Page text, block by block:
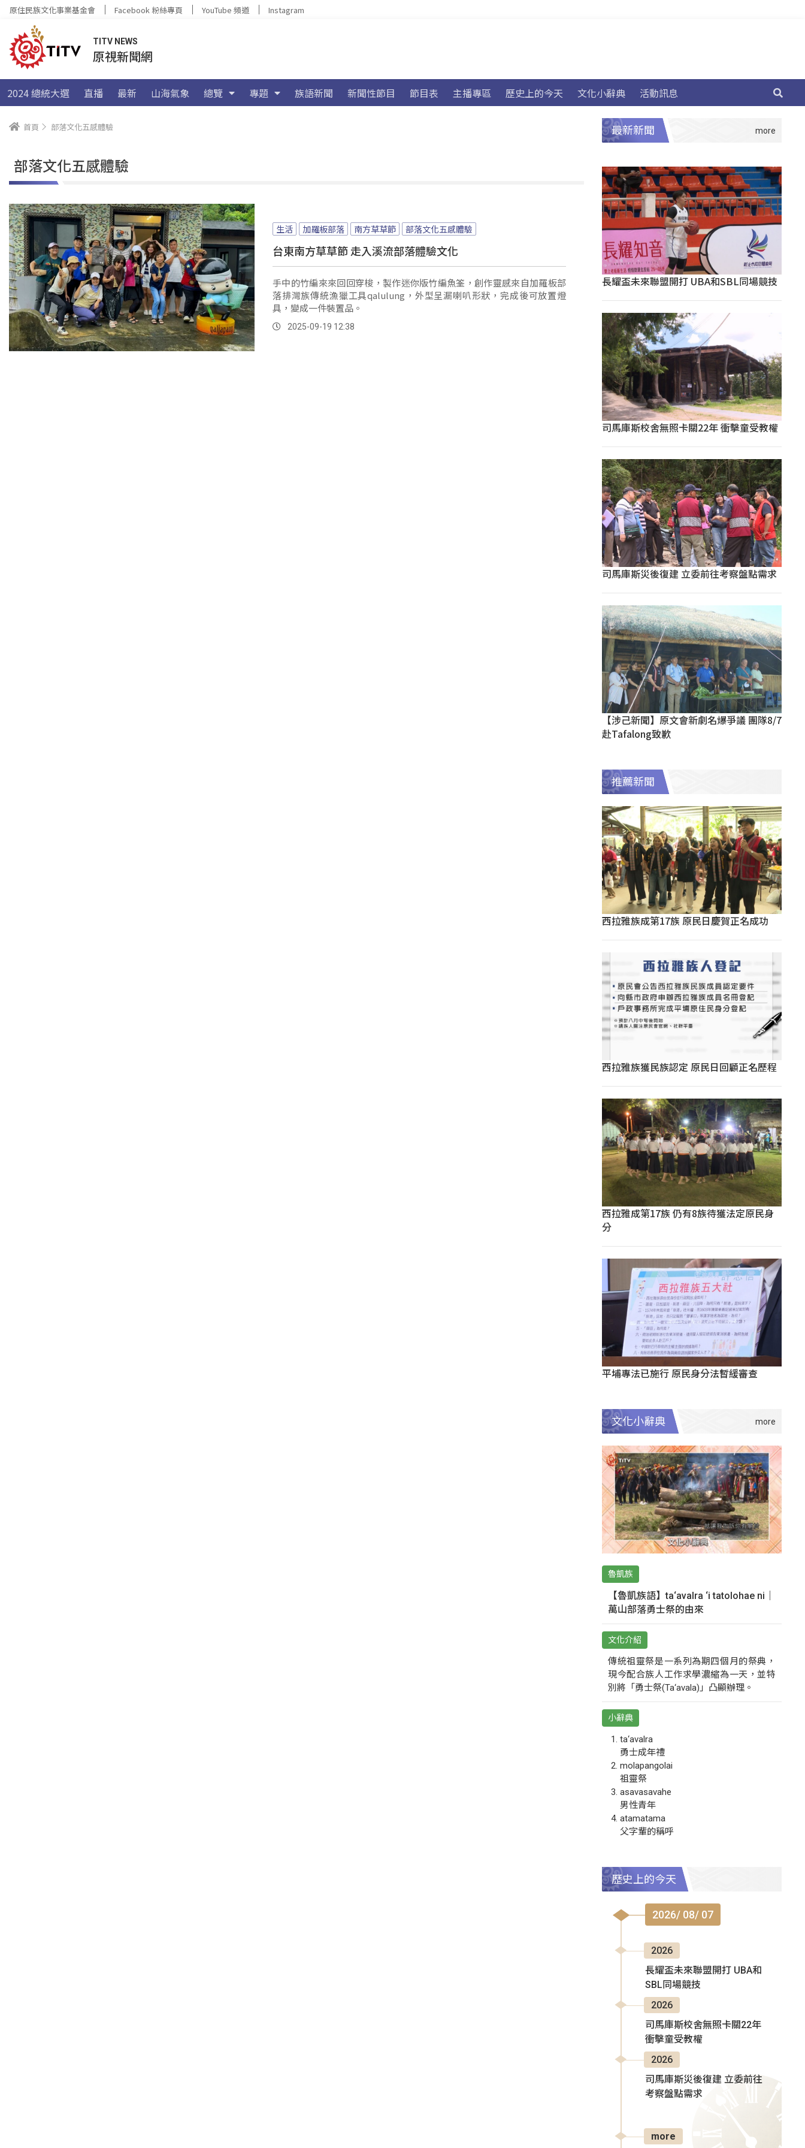
原住民族文化事業基金會 Facebook 粉絲專頁 YouTube 頻道 Instagram
TITV NEWS
原視新聞網
2024 總統大選 直播 最新 山海氣象 總覽 專題 族語新聞 新聞性節目 節目表 主播專區 歷史上的今天 文化小辭典 活動訊息
首頁 部落文化五感體驗
部落文化五感體驗
生活 加羅板部落 南方草草節 部落文化五感體驗
台東南方草草節 走入溪流部落體驗文化
手中的竹編來來回回穿梭，製作迷你版竹編魚筌，創作靈感來自加羅板部
落排灣族傳統漁獵工具qalulung，外型呈漏喇叭形狀，完成後可放置燈
具，變成一件裝置品。
2025-09-19 12:38
最新新聞
長耀盃未來聯盟開打 UBA和SBL同場競技
司馬庫斯校舍無照卡關22年 衝擊童受教權
司馬庫斯災後復建 立委前往考察盤點需求
【涉己新聞】原文會新劇名爆爭議 團隊8/7
赴Tafalong致歉
推薦新聞
西拉雅族成第17族 原民日慶賀正名成功
西拉雅族獲民族認定 原民日回顧正名歷程
西拉雅成第17族 仍有8族待獲法定原民身
分
平埔專法已施行 原民身分法暫緩審查
文化小辭典
魯凱族
【魯凱族語】ta‘avalra ‘i tatolohae ni｜
萬山部落勇士祭的由來
文化介紹
傳統祖靈祭是一系列為期四個月的祭典，
現今配合族人工作求學濃縮為一天，並特
別將「勇士祭(Ta‘avala)」凸顯辦理。
小辭典
ta‘avalra
勇士成年禮
molapangolai
祖靈祭
asavasavahe
男性青年
atamatama
父字輩的稱呼
歷史上的今天
2026/ 08/ 07
2026
長耀盃未來聯盟開打 UBA和
SBL同場競技
2026
司馬庫斯校舍無照卡關22年
衝擊童受教權
2026
司馬庫斯災後復建 立委前往
考察盤點需求
more